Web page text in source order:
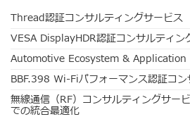
Thread認証コンサルティングサービス
VESA DisplayHDR認証コンサルティン
Automotive Ecosystem &
BBF.398 Wi-Fiパフォーマンス認証コ
無線通信（RF）コンサルティングサー
での統合最適化